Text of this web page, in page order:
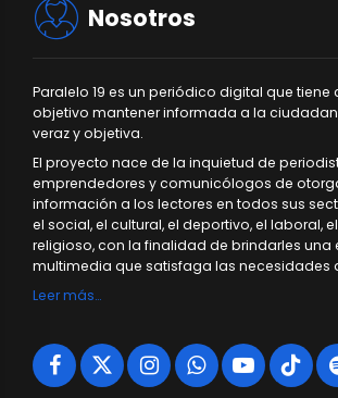
Nosotros
Paralelo 19 es un periódico digital que
objetivo mantener informada a la
veraz y objetiva.
El proyecto nace de la inquietud de
emprendedores y comunicólogos de
información a los lectores en todos sus
el social, el cultural, el deportivo, el laboral,
religioso, con la finalidad de brindarles una
multimedia que satisfaga las necesidades
Leer más…